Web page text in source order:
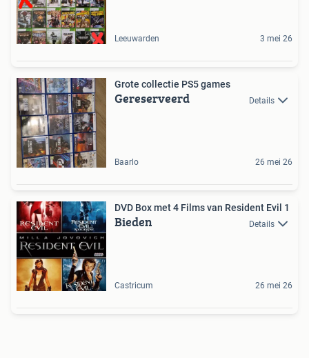
Leeuwarden 3 mei 26
Grote collectie PS5 games
Gereserveerd Details
Baarlo 26 mei 26
DVD Box met 4 Films van Resident Evil 1
Bieden Details
Castricum 26 mei 26